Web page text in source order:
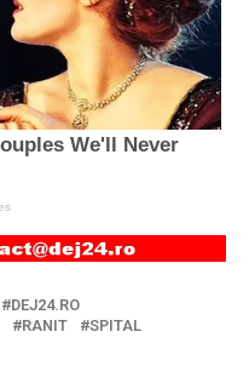
DEJ24.RO
RANIT
SPITAL